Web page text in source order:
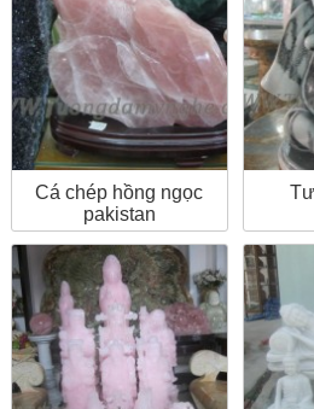
Cá chép hồng ngọc
pakistan